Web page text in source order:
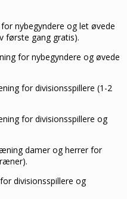
nybegyndere og let øvede
første gang gratis).
for nybegyndere og øvede
for divisionsspillere (1-2
for divisionsspillere og
damer og herrer for
divisionsspillere og